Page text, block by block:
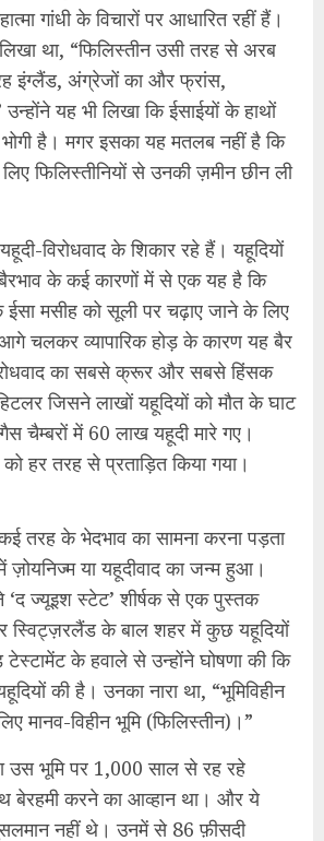
के कई कारणों में से एक यह है कि
ईसा मसीह को सूली पर चढ़ाए जाने के लिए
चलकर व्यापारिक होड़ के कारण यह बैर
का सबसे क्रूर और सबसे हिंसक
जिसने लाखों यहूदियों को मौत के घाट
चैम्बरों में 60 लाख यहूदी मारे गए।
को हर तरह से प्रताड़ित किया गया।
तरह के भेदभाव का सामना करना पड़ता
या यहूदीवाद का जन्म हुआ।
‘द ज्यूइश स्टेट’ शीर्षक से एक पुस्तक
स्विट्ज़रलैंड के बाल शहर में कुछ यहूदियों
के हवाले से उन्होंने घोषणा की कि
की है। उनका नारा था, “भूमिविहीन
मानव-विहीन भूमि (फिलिस्तीन)।”
बेरहमी करने का आव्हान था। और ये
नहीं थे। उनमें से 86 फ़ीसदी
ईसाई और 4 फीसदी यहूदी भी थे।
नेशनल फंड” स्थापित किया गया और
आकर वहां ज़मीन खरीदने लगे।
भी यहूदीवाद के खिलाफ थे। जो
उनसे कहा गया कि वे अपनी ज़मीन न तो
पर दें और न किसी अरब को बेचें। उनका
फिलिस्तीन पर कब्ज़ा जमाते जाओ।